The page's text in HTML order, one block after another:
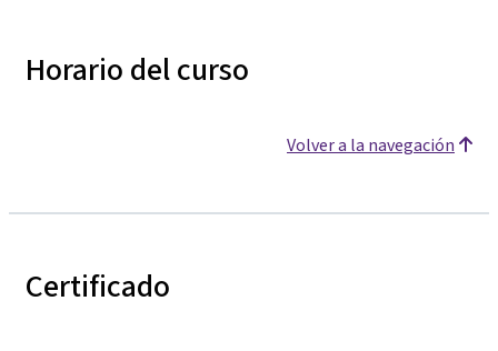
Horario del curso
Volver a la navegación
Certificado